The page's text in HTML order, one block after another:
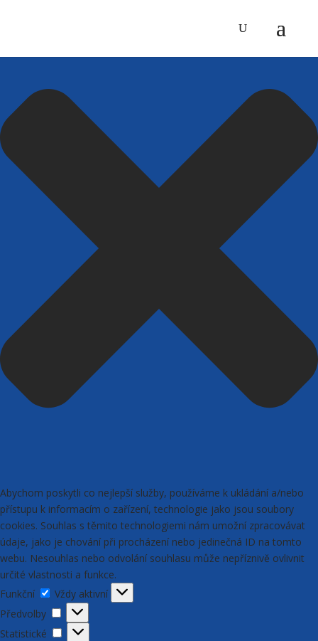
Abychom poskytli co nejlepší služby, používáme k ukládání a/nebo
přístupu k informacím o zařízení, technologie jako jsou soubory
cookies. Souhlas s těmito technologiemi nám umožní zpracovávat
údaje, jako je chování při procházení nebo jedinečná ID na tomto
webu. Nesouhlas nebo odvolání souhlasu může nepříznivě ovlivnit
určité vlastnosti a funkce.
Funkční
Funkční
Vždy aktivní
Předvolby
Předvolby
Statistické
Statistické